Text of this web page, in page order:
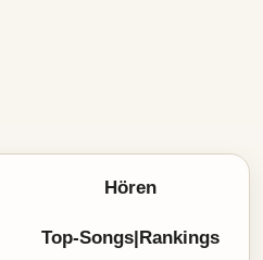
Hören
Top-Songs|Rankings